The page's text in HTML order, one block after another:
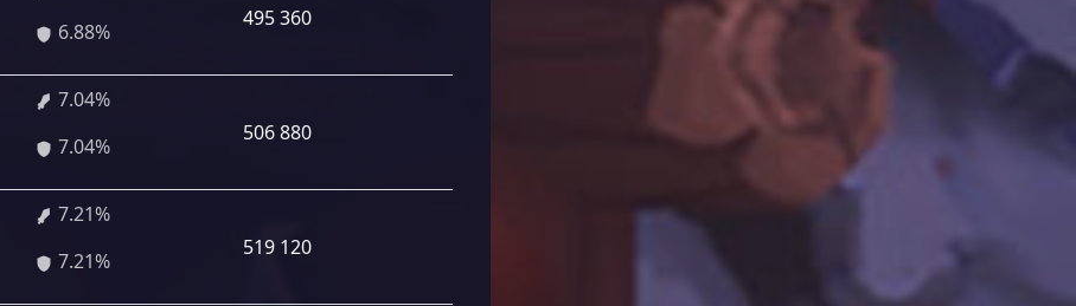
6.88%
495 360
7.04%
7.04%
506 880
7.21%
7.21%
519 120